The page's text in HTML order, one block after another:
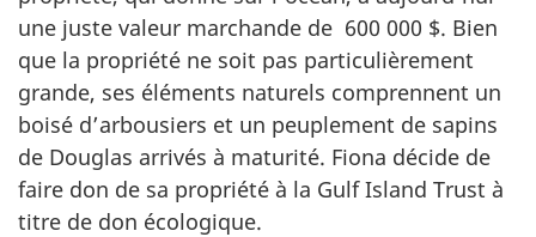
une juste valeur marchande de 600 000 $. Bien
que la propriété ne soit pas particulièrement
grande, ses éléments naturels comprennent un
boisé d’arbousiers et un peuplement de sapins
de Douglas arrivés à maturité. Fiona décide de
faire don de sa propriété à la Gulf Island Trust à
titre de don écologique.